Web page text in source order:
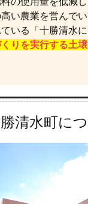
い農業を営んで
いる「十勝清水に
りを実行する土
清水町に